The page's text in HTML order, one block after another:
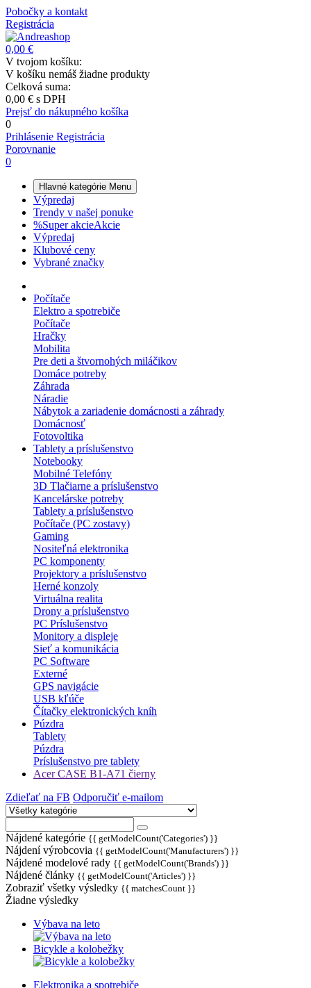
Pobočky a kontakt
Registrácia
0,00 €
V tvojom košíku:
V košíku nemáš žiadne produkty
Celková suma:
0,00 € s DPH
Prejsť do nákupného košíka
0
Prihlásenie Registrácia
Porovnanie
0
Hlavné kategórie Menu
Výpredaj
Trendy v našej ponuke
%Super akcieAkcie
Výpredaj
Klubové ceny
Vybrané značky
Počítače
Elektro a spotrebiče
Počítače
Hračky
Mobilita
Pre deti a štvornohých miláčikov
Domáce potreby
Záhrada
Náradie
Nábytok a zariadenie domácnosti a záhrady
Domácnosť
Fotovoltika
Tablety a príslušenstvo
Notebooky
Mobilné Telefóny
3D Tlačiarne a príslušenstvo
Kancelárske potreby
Tablety a príslušenstvo
Počítače (PC zostavy)
Gaming
Nositeľná elektronika
PC komponenty
Projektory a príslušenstvo
Herné konzoly
Virtuálna realita
Drony a príslušenstvo
PC Príslušenstvo
Monitory a displeje
Sieť a komunikácia
PC Software
Externé
GPS navigácie
USB kľúče
Čítačky elektronických kníh
Púzdra
Tablety
Púzdra
Príslušenstvo pre tablety
Acer CASE B1-A71 čierny
Zdieľať na FB Odporučiť e-mailom
Nájdené kategórie {{ getModelCount('Categories') }}
Nájdení výrobcovia {{ getModelCount('Manufacturers') }}
Nájdené modelové rady {{ getModelCount('Brands') }}
Nájdené články {{ getModelCount('Articles') }}
Zobraziť všetky výsledky {{ matchesCount }}
Žiadne výsledky
Výbava na leto
Bicykle a kolobežky
Elektronika a spotrebiče